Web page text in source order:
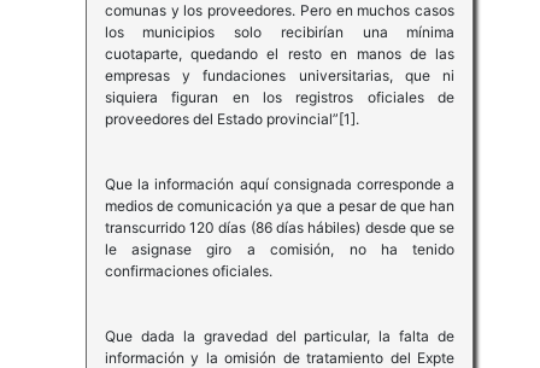
comunas y los proveedores. Pero en muchos casos
los municipios solo recibirían una mínima
cuotaparte, quedando el resto en manos de las
empresas y fundaciones universitarias, que ni
siquiera figuran en los registros oficiales de
proveedores del Estado provincial”[1].
Que la información aquí consignada corresponde a
medios de comunicación ya que a pesar de que han
transcurrido 120 días (86 días hábiles) desde que se
le asignase giro a comisión, no ha tenido
confirmaciones oficiales.
Que dada la gravedad del particular, la falta de
información y la omisión de tratamiento del Expte